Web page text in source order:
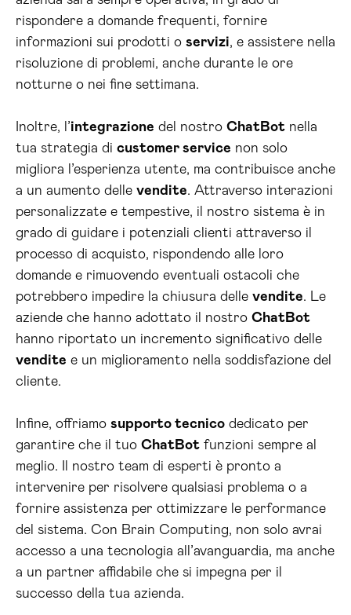
rispondere a domande frequenti, fornire
informazioni sui prodotti o servizi, e assistere nella
risoluzione di problemi, anche durante le ore
notturne o nei fine settimana.
Inoltre, l’integrazione del nostro ChatBot nella
tua strategia di customer service non solo
migliora l’esperienza utente, ma contribuisce anche
a un aumento delle vendite. Attraverso interazioni
personalizzate e tempestive, il nostro sistema è in
grado di guidare i potenziali clienti attraverso il
processo di acquisto, rispondendo alle loro
domande e rimuovendo eventuali ostacoli che
potrebbero impedire la chiusura delle vendite. Le
aziende che hanno adottato il nostro ChatBot
hanno riportato un incremento significativo delle
vendite e un miglioramento nella soddisfazione del
cliente.
Infine, offriamo supporto tecnico dedicato per
garantire che il tuo ChatBot funzioni sempre al
meglio. Il nostro team di esperti è pronto a
intervenire per risolvere qualsiasi problema o a
fornire assistenza per ottimizzare le performance
del sistema. Con Brain Computing, non solo avrai
accesso a una tecnologia all’avanguardia, ma anche
a un partner affidabile che si impegna per il
successo della tua azienda.